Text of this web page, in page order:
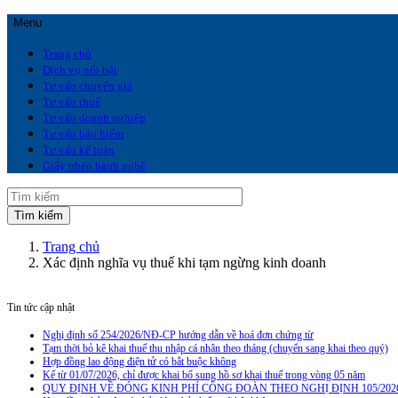
Menu
Trang chủ
Dịch vụ nổi bật
Tư vấn chuyển giá
Tư vấn thuế
Tư vấn doanh nghiệp
Tư vấn bảo hiểm
Tư vấn kế toán
Giấy phép hành nghề
Trang chủ
Xác định nghĩa vụ thuế khi tạm ngừng kinh doanh
Tin tức cập nhật
Nghị định số 254/2026/NĐ-CP hướng dẫn về hoá đơn chứng từ
Tạm thời bỏ kê khai thuế thu nhập cá nhân theo tháng (chuyển sang khai theo quý)
Hợp đồng lao động điện tử có bắt buộc không
Kể từ 01/07/2026, chỉ được khai bổ sung hồ sơ khai thuế trong vòng 05 năm
QUY ĐỊNH VỀ ĐÓNG KINH PHÍ CÔNG ĐOÀN THEO NGHỊ ĐỊNH 105/